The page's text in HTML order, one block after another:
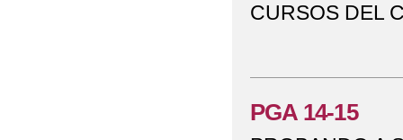
CURSOS DEL
PGA 14-15